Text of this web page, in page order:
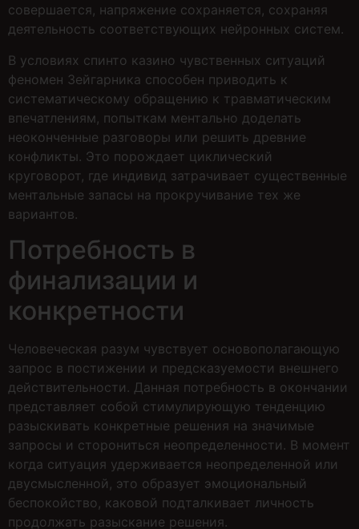
совершается, напряжение сохраняется, сохраняя
деятельность соответствующих нейронных систем.
В условиях спинто казино чувственных ситуаций
феномен Зейгарника способен приводить к
систематическому обращению к травматическим
впечатлениям, попыткам ментально доделать
неоконченные разговоры или решить древние
конфликты. Это порождает циклический
круговорот, где индивид затрачивает существенные
ментальные запасы на прокручивание тех же
вариантов.
Потребность в
финализации и
конкретности
Человеческая разум чувствует основополагающую
запрос в постижении и предсказуемости внешнего
действительности. Данная потребность в окончании
представляет собой стимулирующую тенденцию
разыскивать конкретные решения на значимые
запросы и сторониться неопределенности. В момент
когда ситуация удерживается неопределенной или
двусмысленной, это образует эмоциональный
беспокойство, каковой подталкивает личность
продолжать разыскание решения.